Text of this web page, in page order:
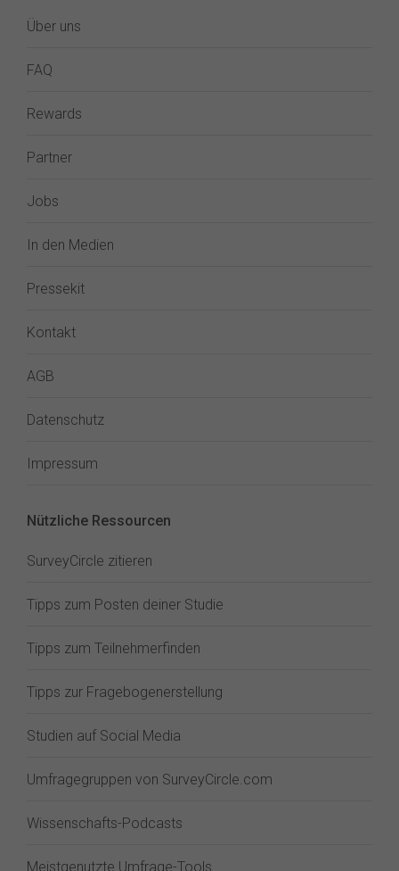
Über uns
FAQ
Rewards
Partner
Jobs
In den Medien
Pressekit
Kontakt
AGB
Datenschutz
Impressum
Nützliche Ressourcen
SurveyCircle zitieren
Tipps zum Posten deiner Studie
Tipps zum Teilnehmerfinden
Tipps zur Fragebogenerstellung
Studien auf Social Media
Umfragegruppen von SurveyCircle.com
Wissenschafts-Podcasts
Meistgenutzte Umfrage-Tools